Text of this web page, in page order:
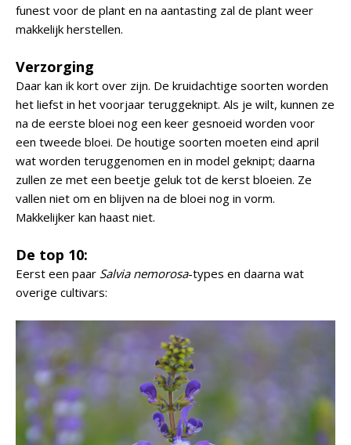
funest voor de plant en na aantasting zal de plant weer
makkelijk herstellen.
Verzorging
Daar kan ik kort over zijn. De kruidachtige soorten worden
het liefst in het voorjaar teruggeknipt. Als je wilt, kunnen ze
na de eerste bloei nog een keer gesnoeid worden voor
een tweede bloei. De houtige soorten moeten eind april
wat worden teruggenomen en in model geknipt; daarna
zullen ze met een beetje geluk tot de kerst bloeien. Ze
vallen niet om en blijven na de bloei nog in vorm.
Makkelijker kan haast niet.
De top 10:
Eerst een paar Salvia nemorosa-types en daarna wat
overige cultivars: